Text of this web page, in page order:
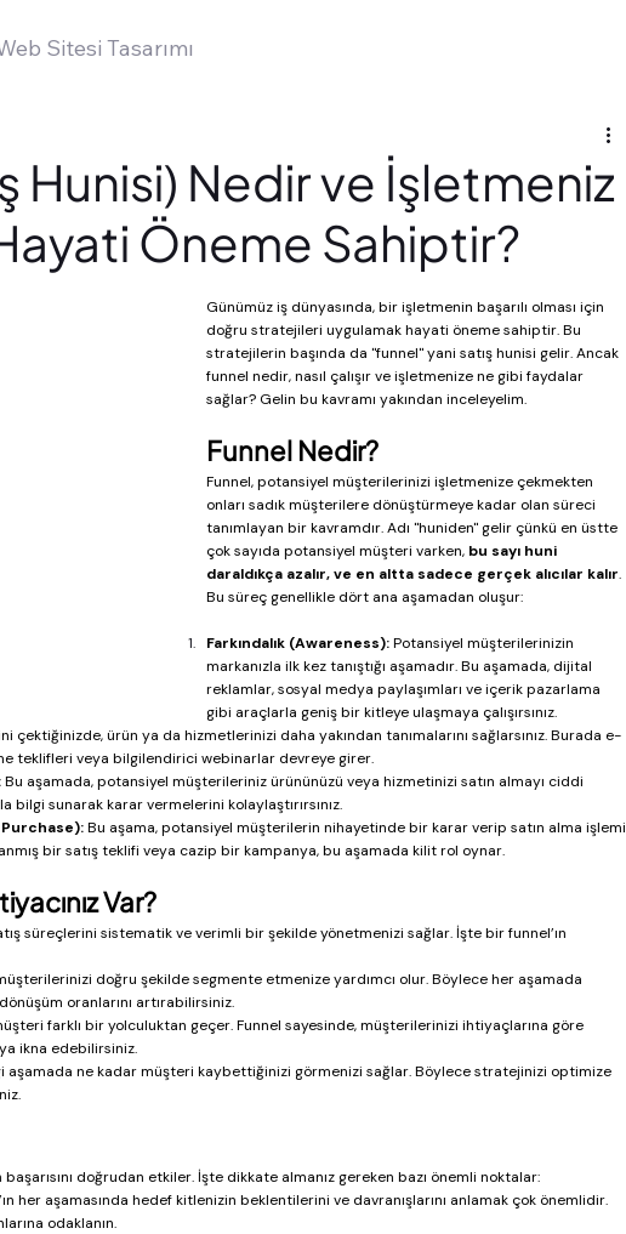
Sitesi Tasarımı
Hunisi) Nedir ve İşletmeniz
Öneme Sahiptir?
Günümüz iş dünyasında, bir işletmenin başarılı olması için
doğru stratejileri uygulamak hayati öneme sahiptir. Bu
stratejilerin başında da "funnel" yani satış hunisi gelir. Ancak
funnel nedir, nasıl çalışır ve işletmenize ne gibi faydalar
sağlar? Gelin bu kavramı yakından inceleyelim.
Funnel Nedir?
Funnel, potansiyel müşterilerinizi işletmenize çekmekten
onları sadık müşterilere dönüştürmeye kadar olan süreci
tanımlayan bir kavramdır. Adı "huniden" gelir çünkü en üstte
çok sayıda potansiyel müşteri varken, bu sayı huni
daraldıkça azalır, ve en altta sadece gerçek alıcılar kalır.
Bu süreç genellikle dört ana aşamadan oluşur:
Farkındalık (Awareness): Potansiyel müşterilerinizin
markanızla ilk kez tanıştığı aşamadır. Bu aşamada, dijital
reklamlar, sosyal medya paylaşımları ve içerik pazarlama
gibi araçlarla geniş bir kitleye ulaşmaya çalışırsınız.
çektiğinizde, ürün ya da hizmetlerinizi daha yakından tanımalarını sağlarsınız. Burada e-
teklifleri veya bilgilendirici webinarlar devreye girer.
Bu aşamada, potansiyel müşterileriniz ürününüzü veya hizmetinizi satın almayı ciddi
bilgi sunarak karar vermelerini kolaylaştırırsınız.
Purchase): Bu aşama, potansiyel müşterilerin nihayetinde bir karar verip satın alma işlemi
bir satış teklifi veya cazip bir kampanya, bu aşamada kilit rol oynar.
Var?
süreçlerini sistematik ve verimli bir şekilde yönetmenizi sağlar. İşte bir funnel’ın
doğru şekilde segmente etmenize yardımcı olur. Böylece her aşamada
oranlarını artırabilirsiniz.
farklı bir yolculuktan geçer. Funnel sayesinde, müşterilerinizi ihtiyaçlarına göre
ikna edebilirsiniz.
aşamada ne kadar müşteri kaybettiğinizi görmenizi sağlar. Böylece stratejinizi optimize
başarısını doğrudan etkiler. İşte dikkate almanız gereken bazı önemli noktalar:
her aşamasında hedef kitlenizin beklentilerini ve davranışlarını anlamak çok önemlidir.
odaklanın.